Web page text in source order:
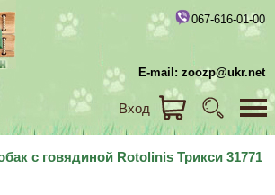
067-616-01-00
E-mail: zoozp@ukr.net
Вход
с говядиной Rotolinis Трикси 31771